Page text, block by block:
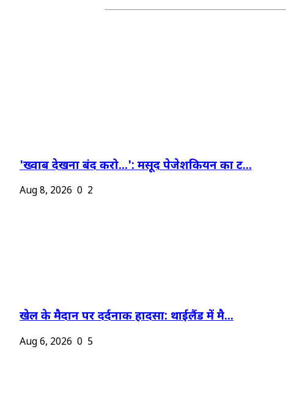
'ख्वाब देखना बंद करो...': मसूद पेजेशकियन का ट...
Aug 8, 2026 0 2
खेल के मैदान पर दर्दनाक हादसा: थाईलैंड में मै...
Aug 6, 2026 0 5